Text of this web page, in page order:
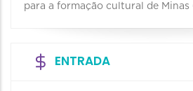
para a formação cultural de Minas
ENTRADA